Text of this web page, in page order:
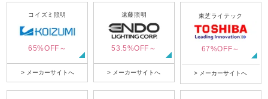
コイズミ照明
65%OFF～
> メーカーサイトへ
遠藤照明
53.5%OFF～
> メーカーサイトへ
東芝ライテック
67%OFF～
> メーカーサイトへ